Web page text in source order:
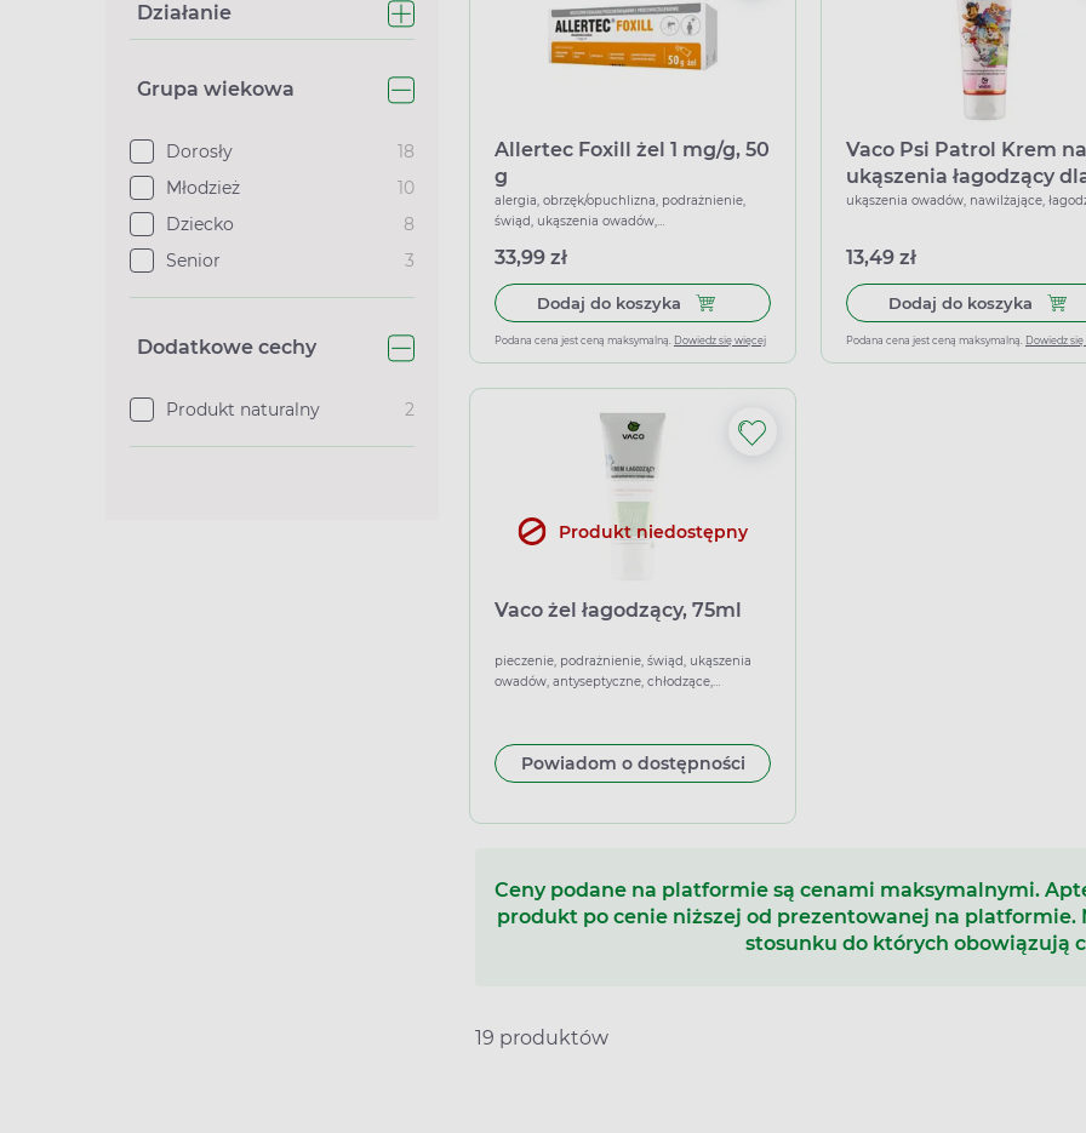
Działanie
Grupa wiekowa
Dorosły
18
Młodzież
10
Dziecko
8
Senior
3
Dodatkowe cechy
Produkt naturalny 2
Allertec Foxill żel 1 mg/g, 50
g
alergia, obrzęk/opuchlizna, podrażnienie,
świąd, ukąszenia owadów,
33,99 zł
Dodaj do koszyka Dodaj do koszyka Allertec Foxill żel 1 mg/g, 50 g
Podana cena jest ceną maksymalną. Dowiedz się więcej
Vaco Psi Patrol Krem na
ukąszenia łagodzący
dzieci, 80 ml
ukąszenia owadów, nawilżające,
13,49 zł
Dodaj do koszyka
Podana cena jest ceną maksymalną. Dowiedz
Produkt niedostępny
Vaco żel łagodzący, 75ml
pieczenie, podrażnienie, świąd, ukąszenia
owadów, antyseptyczne, chłodzące,
Powiadom o dostępności
Ceny podane na platformie są cenami maksymalnymi.
produkt po cenie niższej od prezentowanej na
stosunku do których obowiązują
19 produktów